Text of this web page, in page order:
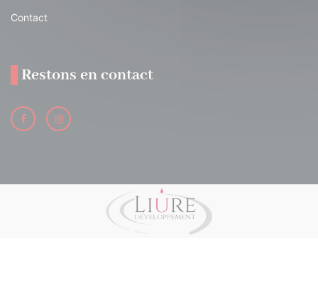
Contact
Restons en contact